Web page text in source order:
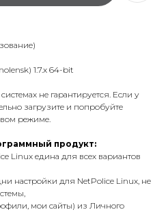
1.7.x 64-bit
не гарантируется. Если у
загрузите и попробуйте
режиме.
продукт:
Linux едина для всех вариантов
настройки для NetPolice Linux, не
мои сайты) из Личного